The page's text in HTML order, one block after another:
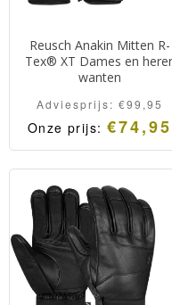
Reusch Anakin Mitten R-
Tex® XT Dames en
wanten
Adviesprijs: €99,95
Onze prijs: €74,95
Hoogwaardige dames-
skiwanten van Reusch
een extra warme R-Loft
voering.